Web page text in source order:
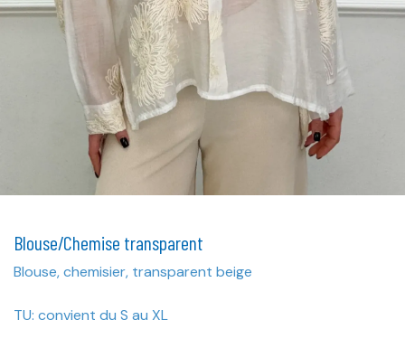
Blouse/Chemise transparent
Blouse, chemisier, transparent beige
TU: convient du S au XL